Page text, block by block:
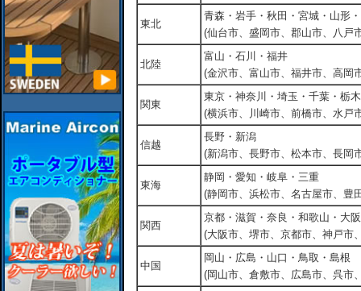
東北
青森・岩手・秋田・宮城・山形
(仙台市、盛岡市、郡山市、八戸
北陸
富山・石川・福井
(金沢市、富山市、福井市、高岡
関東
東京・神奈川・埼玉・千葉・栃
(横浜市、川崎市、前橋市、水戸
信越
長野・新潟
(新潟市、長野市、松本市、長岡
東海
静岡・愛知・岐阜・三重
(静岡市、浜松市、名古屋市、豊
関西
京都・滋賀・奈良・和歌山・大
(大阪市、堺市、京都市、神戸市
中国
岡山・広島・山口・鳥取・島根
(岡山市、倉敷市、広島市、呉市